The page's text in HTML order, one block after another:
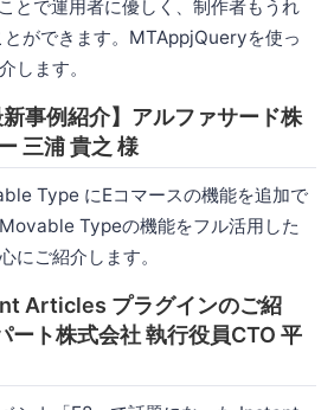
とで運用者に優しく、制作者もうれ
とができます。MTAppjQueryを使っ
します。
新事例紹介】アルファサード株
三浦 貴之 様
Type にEコマースの機能を追加で
Typeの機能をフル活用した
にご紹介します。
Articles プラグインのご紹
ート株式会社 執行役員CTO 平